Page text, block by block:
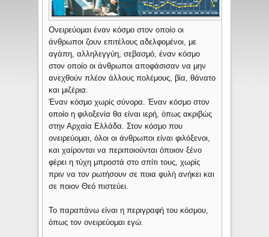
Ονειρεύομαι έναν κόσμο στον οποίο οι
άνθρωποι ζουν επιτέλους αδελφομένοι, με
αγάπη, αλληλεγγύη, σεβασμό, έναν κόσμο
στον οποίο οι άνθρωποι αποφάσισαν να μην
ανεχθούν πλέον άλλους πολέμους, βία, θάνατο
και μιζέρια.
Έναν κόσμο χωρίς σύνορα. Έναν κόσμο στον
οποίο η φιλοξενία θα είναι ιερή, όπως ακριβώς
στην Αρχαία Ελλάδα. Στον κόσμο που
ονειρεύομαι, όλοι οι άνθρωποι είναι φιλόξενοι,
και χαίρονται να περιποιούνται όποιον ξένο
φέρει η τύχη μπροστά στο σπίτι τους, χωρίς
πριν να τον ρωτήσουν σε ποια φυλή ανήκει και
σε ποιον Θεό πιστεύει.
Το παραπάνω είναι η περιγραφή του κόσμου,
όπως τον ονειρεύομαι εγώ.